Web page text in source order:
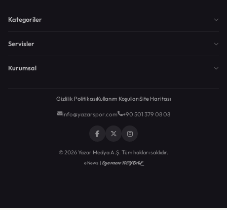
Kategoriler
Servisler
Kurumsal
Gizlilik PolitikasıKullanım KoşullarıSite Haritası
info@yazarspor.com +90 501 379 08 08
© 2026 Yazar Medya A.Ş. Tüm hakları saklıdır.
eNews |Egemen KEYDAL